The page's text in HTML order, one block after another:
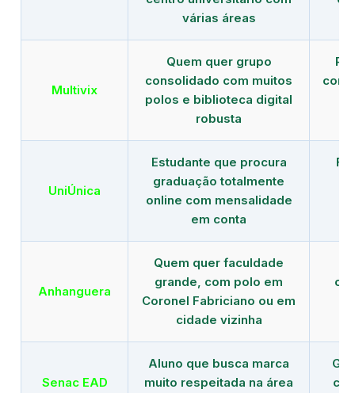
várias áreas
Multivix
Quem quer grupo
consolidado com muitos
polos e biblioteca digital
robusta
com
UniÚnica
Estudante que procura
graduação totalmente
online com mensalidade
em conta
Anhanguera
Quem quer faculdade
grande, com polo em
Coronel Fabriciano ou em
cidade vizinha
Senac EAD
Aluno que busca marca
muito respeitada na área